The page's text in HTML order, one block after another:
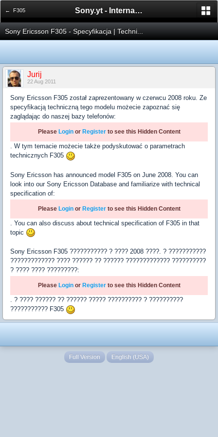
← F305 Sony.yt - International Sony Forum
Sony Ericsson F305 - Specyfikacja | Techni...
Jurij
22 Aug 2011
Sony Ericsson F305 został zaprezentowany w czerwcu 2008 roku. Ze
specyfikacją techniczną tego modelu możecie zapoznać się
zaglądając do naszej bazy telefonów:
Please Loginor Registerto see this Hidden Content
. W tym temacie możecie także podyskutować o parametrach
technicznych F305
Sony Ericsson has announced model F305 on June 2008. You can
look into our Sony Ericsson Database and familiarize with technical
specification of:
Please Loginor Registerto see this Hidden Content
. You can also discuss about technical specification of F305 in that
topic
Sony Ericsson F305 ??????????? ? ???? 2008 ????. ? ???????????
????????????? ???? ?????? ?? ?????? ????????????? ??????????
? ???? ???? ?????????:
Please Loginor Registerto see this Hidden Content
. ? ???? ?????? ?? ?????? ????? ?????????? ? ??????????
??????????? F305
Full Version English (USA)